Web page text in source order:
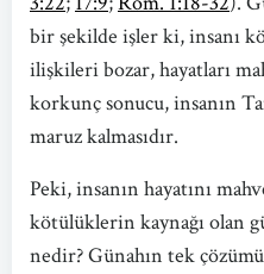
bir şekilde işler ki, insanı
ilişkileri bozar, hayatları
korkunç sonucu, insanın
maruz kalmasıdır.
Peki, insanın hayatını
kötülüklerin kaynağı olan
nedir? Günahın tek çözümü